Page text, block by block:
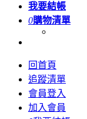
我要結帳
0購物清單
回首頁
追蹤清單
會員登入
加入會員